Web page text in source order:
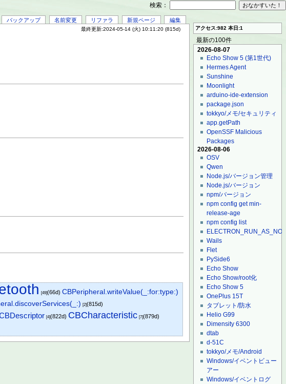
バックアップ 名前変更 リファラ 新規ページ 編集
最終更新:2024-05-14 (火) 10:11:20 (815d)
[49](66d)CBPeripheral.writeValue(_:for:type:)
[2](815d)
[4](822d) CBCharacteristic [7](879d)
アクセス:982 本日:1
最新の100件
2026-08-07
Echo Show 5 (第1世代)
Hermes Agent
Sunshine
Moonlight
arduino-ide-extension
package.json
tokkyo/メモ/セキュリティ
app.getPath
OpenSSF Malicious
Packages
2026-08-06
OSV
Qwen
Node.js/バージョン管理
Node.js/バージョン
npm/バージョン
npm config get min-
release-age
npm config list
Wails
Flet
PySide6
Echo Show
Echo Show/root化
Echo Show 5
OnePlus 15T
タブレット/防水
Helio G99
Dimensity 6300
dtab
d-51C
tokkyo/メモ/Android
Windows/イベントビュー
アー
Windows/イベントログ
検索：